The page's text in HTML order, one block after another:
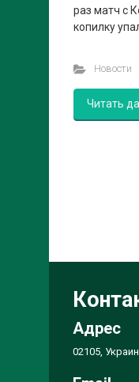
раз матч с
копилку
Новости
Читать
Адрес
02105,